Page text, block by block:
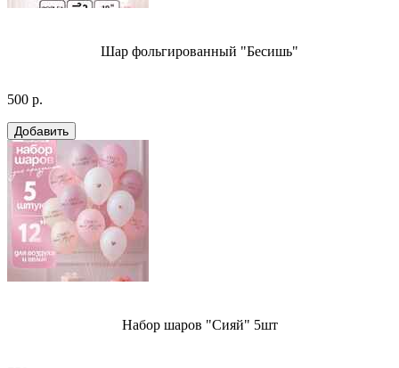
Шар фольгированный "Бесишь"
500 р.
Набор шаров "Сияй" 5шт